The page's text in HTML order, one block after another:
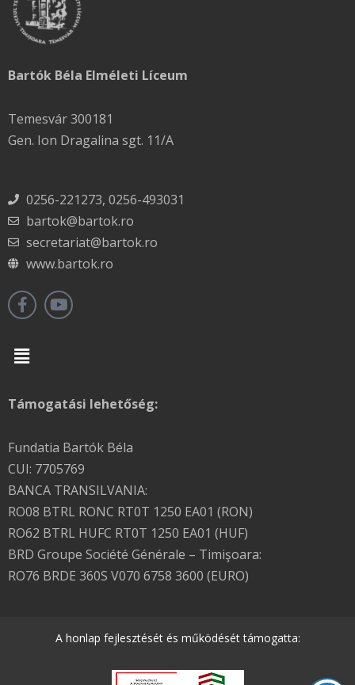
Bartók Béla Elméleti Líceum
Temesvár 300181
Gen. Ion Dragalina sgt. 11/A
0256-221273, 0256-493031
bartok@bartok.ro
secretariat@bartok.ro
www.bartok.ro
Menu
Támogatási lehetőség:
Fundatia Bartók Béla
CUI: 7705769
BANCA TRANSILVANIA:
RO08 BTRL RONC RT0T 1250 EA01 (RON)
RO62 BTRL HUFC RT0T 1250 EA01 (HUF)
BRD Groupe Société Générale – Timişoara:
RO76 BRDE 360S V070 6758 3600 (EURO)
A honlap fejlesztését és működését támogatta: